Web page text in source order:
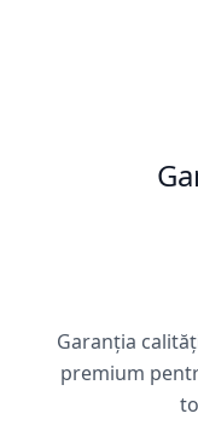
Garanția
premium